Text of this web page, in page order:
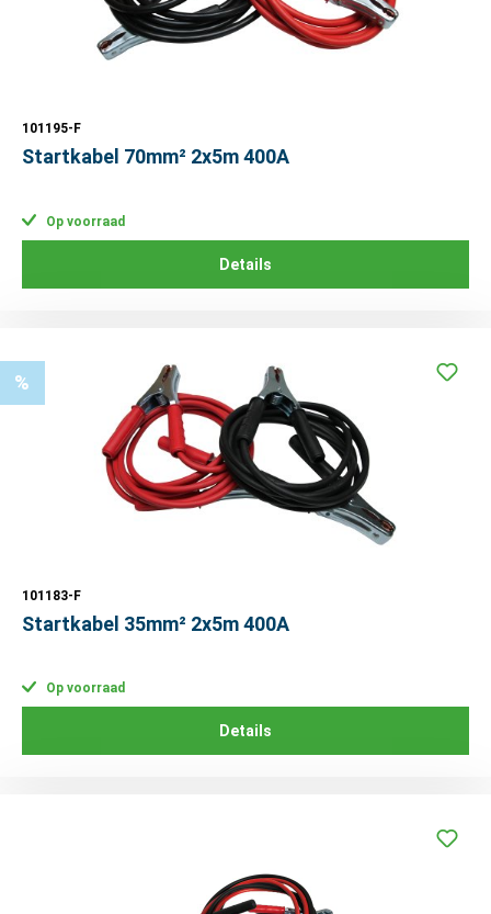
101195-F
Startkabel 70mm² 2x5m 400A
Op voorraad
Details
%
101183-F
Startkabel 35mm² 2x5m 400A
Op voorraad
Details